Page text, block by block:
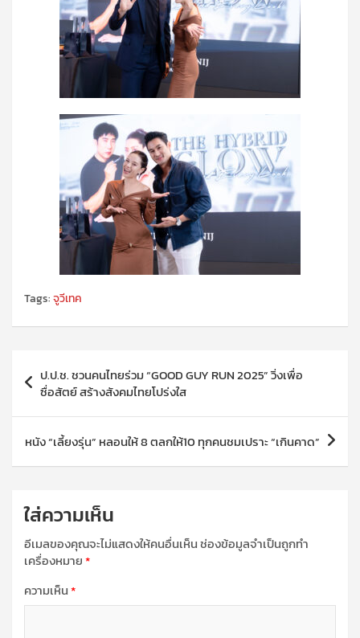
Tags:จูวีเทค
เรื่องป.ป.ช. ชวนคนไทยร่วม “GOOD GUY RUN 2025” วิ่งเพื่อ
ซื่อสัตย์ สร้างสังคมไทยโปร่งใส
หนัง “เลี้ยงรุ่น” หลอนให้ 8 ตลกให้10 ทุกคนชมเปราะ “เกินคาด”
ใส่ความเห็น
อีเมลของคุณจะไม่แสดงให้คนอื่นเห็นช่องข้อมูลจำเป็นถูกทำ
เครื่องหมาย*
ความเห็น*